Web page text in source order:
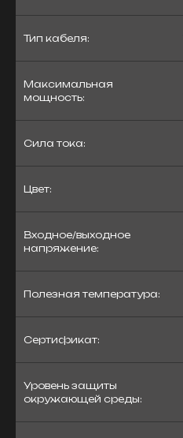
Тип кабеля:
Максимальная
мощность:
Сила тока:
Цвет:
Входное/выходное
напряжение:
Полезная температура:
Сертификат:
Уровень защиты
окружающей среды: